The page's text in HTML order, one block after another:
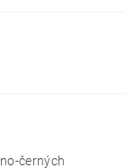
černých